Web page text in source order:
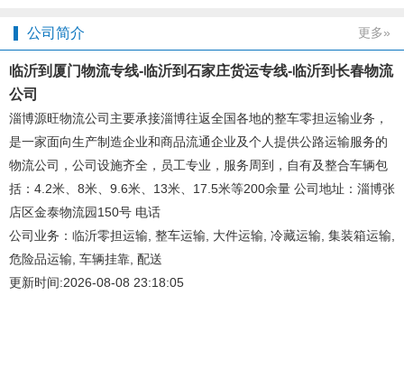
公司简介 更多»
临沂到厦门物流专线-临沂到石家庄货运专线-临沂到长春物流
公司
淄博源旺物流公司主要承接淄博往返全国各地的整车零担运输业务，
是一家面向生产制造企业和商品流通企业及个人提供公路运输服务的
物流公司，公司设施齐全，员工专业，服务周到，自有及整合车辆包
括：4.2米、8米、9.6米、13米、17.5米等200余量 公司地址：淄博张
店区金泰物流园150号 电话
公司业务：临沂零担运输, 整车运输, 大件运输, 冷藏运输, 集装箱运输,
危险品运输, 车辆挂靠, 配送
更新时间:2026-08-08 23:18:05